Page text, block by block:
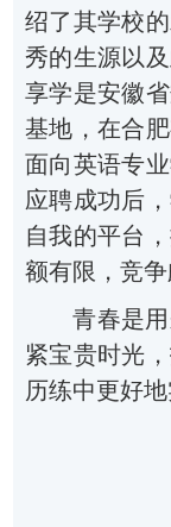
绍了其学校
秀的生源以
享学是安徽
基地，在合
面向英语专
应聘成功后
自我的平台
额有限，竞争
青春是
紧宝贵时光
历练中更好